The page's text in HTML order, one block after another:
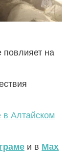
повлияет на
в Алтайском
и в Max